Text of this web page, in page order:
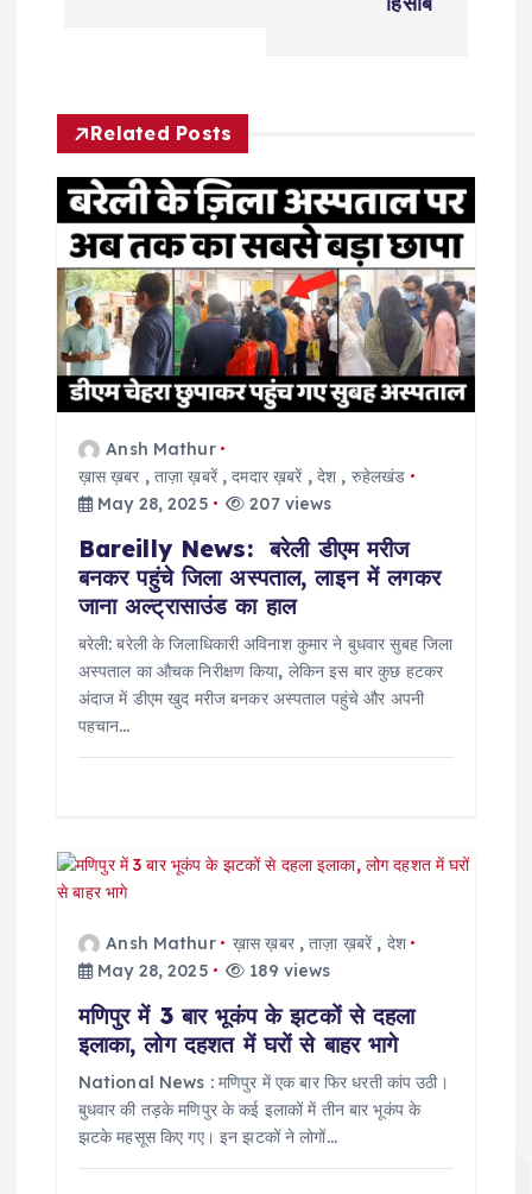
a
v
g
a
t
Related Posts
Ansh Mathur
ख़ास ख़बर ,ताज़ा ख़बरें,दमदार ख़बरें , देश , रुहेलखंड
May 28, 2025
207 views
Bareilly News: बरेली डीएम मरीज
बनकर पहुंचे जिला अस्पताल, लाइन में लगकर
जाना अल्ट्रासाउंड का हाल
बरेली: बरेली के जिलाधिकारी अविनाश कुमार ने बुधवार सुबह जिला
अस्पताल का औचक निरीक्षण किया, लेकिन इस बार कुछ हटकर
अंदाज में डीएम खुद मरीज बनकर अस्पताल पहुंचे और अपनी
पहचान…
Ansh Mathur ख़ास ख़बर,ताज़ा ख़बरें , देश
May 28, 2025
189 views
मणिपुर में 3 बार भूकंप के झटकों से दहला
इलाका, लोग दहशत में घरों से बाहर भागे
National News : मणिपुर में एक बार फिर धरती कांप उठी।
बुधवार की तड़के मणिपुर के कई इलाकों में तीन बार भूकंप के
झटके महसूस किए गए। इन झटकों ने लोगों…